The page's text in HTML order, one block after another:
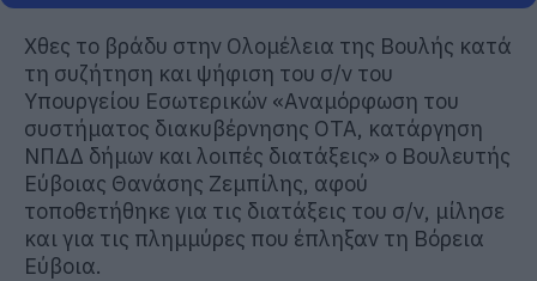
Χθες το βράδυ στην Ολομέλεια της Βουλής κατά
τη συζήτηση και ψήφιση του σ/ν του
Υπουργείου Εσωτερικών «Αναμόρφωση του
συστήματος διακυβέρνησης ΟΤΑ, κατάργηση
ΝΠΔΔ δήμων και λοιπές διατάξεις» ο Βουλευτής
Εύβοιας Θανάσης Ζεμπίλης, αφού
τοποθετήθηκε για τις διατάξεις του σ/ν, μίλησε
και για τις πλημμύρες που έπληξαν τη Βόρεια
Εύβοια.